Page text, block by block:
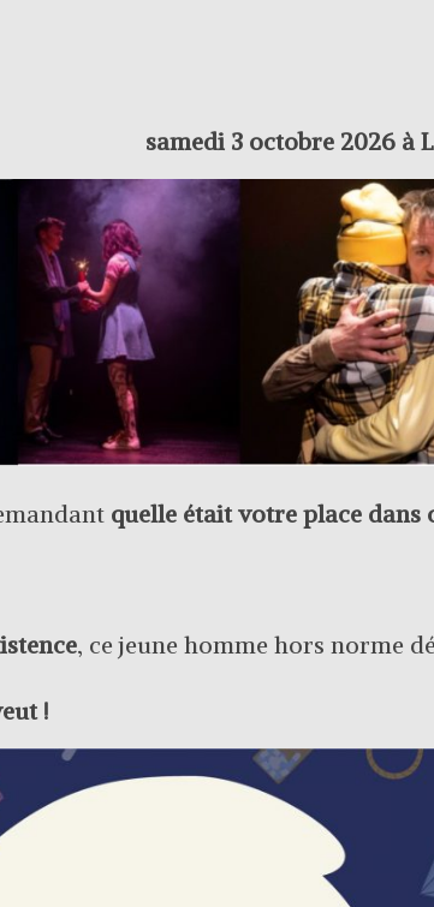
samedi 3 octobre 2026 à
quelle était votre place dans
, ce jeune homme hors norme
!